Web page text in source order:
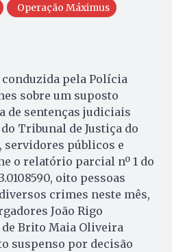
Operação Máximus
pela Polícia
sobre um suposto
de sentenças judiciais
Tribunal de Justiça do
servidores públicos e
o relatório parcial nº 1 do
oito pessoas
crimes neste mês,
João Rigo
Brito Maia Oliveira
suspenso por decisão